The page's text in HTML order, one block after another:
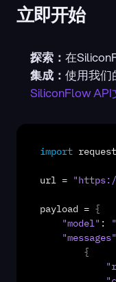
立即开始
探索： 在
集成： 使用我们
SiliconFlow API
import
url =
payload = {
"model" :
"messages"
{